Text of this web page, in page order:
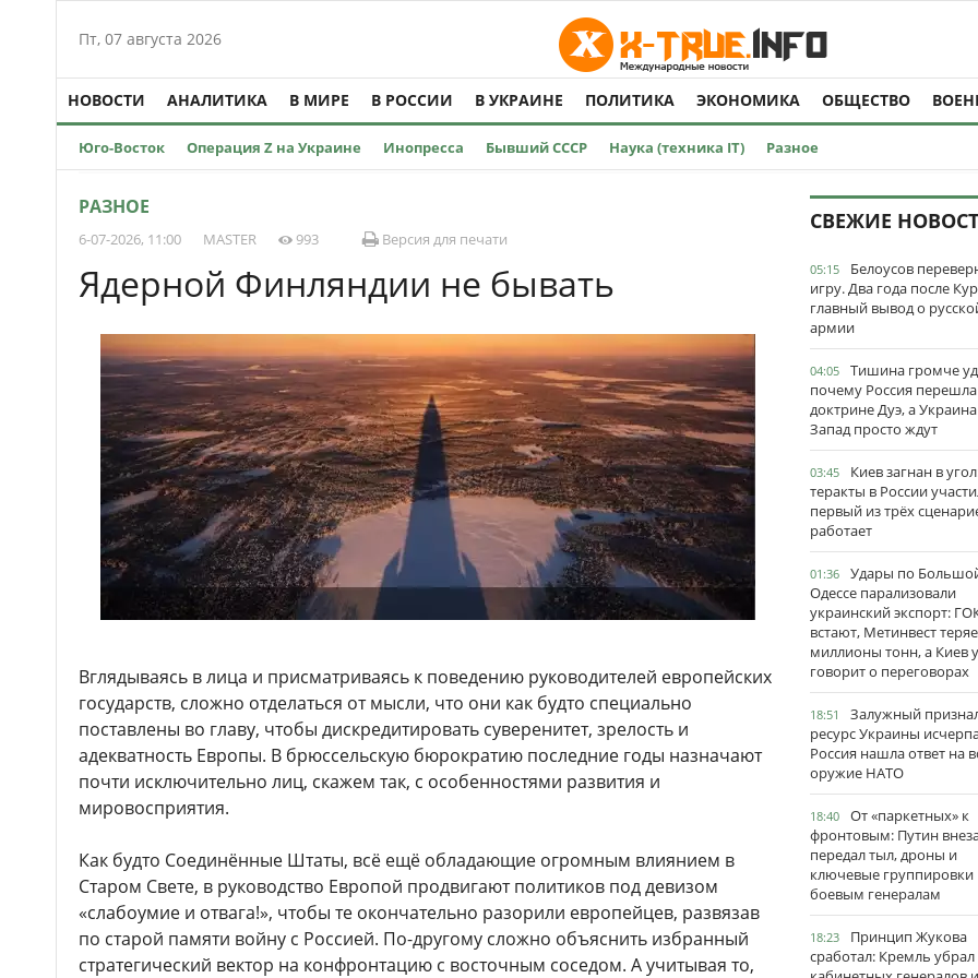
Пт, 07 августа 2026
НОВОСТИ АНАЛИТИКА В МИРЕ В РОССИИ В УКРАИНЕ ПОЛИТИКА ЭКОНОМИКА ОБЩЕСТВО
Юго-Восток Операция Z на Украине Инопресса Бывший СССР Наука (техника IT) Разное
РАЗНОЕ
6-07-2026, 11:00 MASTER 993 Версия для печати
Ядерной Финляндии не бывать
Вглядываясь в лица и присматриваясь к поведению руководителей европейских
государств, сложно отделаться от мысли, что они как будто специально
поставлены во главу, чтобы дискредитировать суверенитет, зрелость и
адекватность Европы. В брюссельскую бюрократию последние годы назначают
почти исключительно лиц, скажем так, с особенностями развития и
мировосприятия.
Как будто Соединённые Штаты, всё ещё обладающие огромным влиянием в
Старом Свете, в руководство Европой продвигают политиков под девизом
«слабоумие и отвага!», чтобы те окончательно разорили европейцев, развязав
по старой памяти войну с Россией. По-другому сложно объяснить избранный
стратегический вектор на конфронтацию с восточным соседом. А учитывая то,
СВЕЖИЕ
05:15
Белоусов
игру. Два года после
главный вывод о
армии
04:05
Тишина громче
почему Россия
доктрине Дуэ, а
Запад просто ждут
03:45
Киев загнан в
теракты в России
первый из трёх
работает
01:36
Удары по
Одессе парализовали
украинский экспорт:
встают, Метинвест
миллионы тонн, а Киев
говорит о переговорах
18:51
Залужный
ресурс Украины
Россия нашла ответ на
оружие НАТО
18:40
От «паркетных» к
фронтовым: Путин
передал тыл, дроны и
ключевые группировки
боевым генералам
18:23
Принцип Жукова
сработал: Кремль убрал